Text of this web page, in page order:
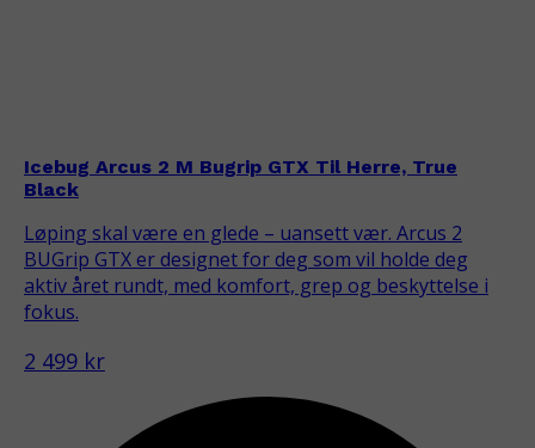
Icebug Arcus 2 M Bugrip GTX Til Herre, True
Black
Løping skal være en glede – uansett vær. Arcus 2
BUGrip GTX er designet for deg som vil holde deg
aktiv året rundt, med komfort, grep og beskyttelse i
fokus.
2 499 kr